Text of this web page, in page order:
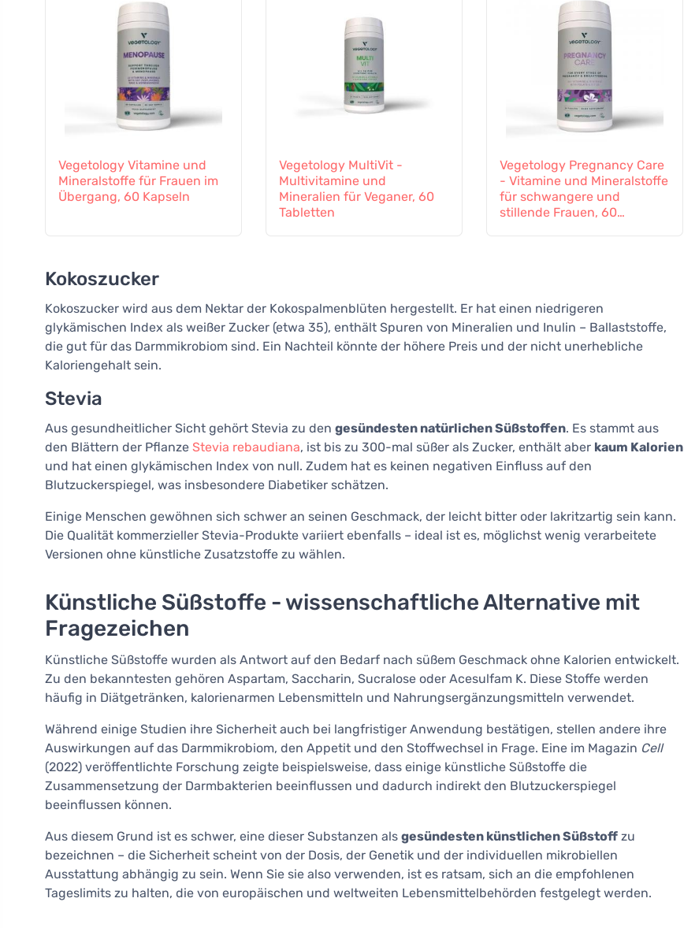
Vegetology Vitamine und
Mineralstoffe für Frauen im
Übergang, 60 Kapseln
Vegetology MultiVit -
Multivitamine und
Mineralien für Veganer, 60
Tabletten
Vegetology Pregnancy Care
- Vitamine und Mineralstoffe
für schwangere und
stillende Frauen, 60
Kokoszucker
Kokoszucker wird aus dem Nektar der Kokospalmenblüten hergestellt. Er hat einen niedrigeren
glykämischen Index als weißer Zucker (etwa 35), enthält Spuren von Mineralien und Inulin – Ballaststoffe,
die gut für das Darmmikrobiom sind. Ein Nachteil könnte der höhere Preis und der nicht unerhebliche
Kaloriengehalt sein.
Stevia
Aus gesundheitlicher Sicht gehört Stevia zu den gesündesten natürlichen Süßstoffen. Es stammt aus
den Blättern der Pflanze Stevia rebaudiana, ist bis zu 300-mal süßer als Zucker, enthält aber kaum Kalorien
und hat einen glykämischen Index von null. Zudem hat es keinen negativen Einfluss auf den
Blutzuckerspiegel, was insbesondere Diabetiker schätzen.
Einige Menschen gewöhnen sich schwer an seinen Geschmack, der leicht bitter oder lakritzartig sein kann.
Die Qualität kommerzieller Stevia-Produkte variiert ebenfalls – ideal ist es, möglichst wenig verarbeitete
Versionen ohne künstliche Zusatzstoffe zu wählen.
Künstliche Süßstoffe - wissenschaftliche Alternative mit
Fragezeichen
Künstliche Süßstoffe wurden als Antwort auf den Bedarf nach süßem Geschmack ohne Kalorien entwickelt.
Zu den bekanntesten gehören Aspartam, Saccharin, Sucralose oder Acesulfam K. Diese Stoffe werden
häufig in Diätgetränken, kalorienarmen Lebensmitteln und Nahrungsergänzungsmitteln verwendet.
Während einige Studien ihre Sicherheit auch bei langfristiger Anwendung bestätigen, stellen andere ihre
Auswirkungen auf das Darmmikrobiom, den Appetit und den Stoffwechsel in Frage. Eine im Magazin Cell
(2022) veröffentlichte Forschung zeigte beispielsweise, dass einige künstliche Süßstoffe die
Zusammensetzung der Darmbakterien beeinflussen und dadurch indirekt den Blutzuckerspiegel
beeinflussen können.
Aus diesem Grund ist es schwer, eine dieser Substanzen als gesündesten künstlichen Süßstoff zu
bezeichnen – die Sicherheit scheint von der Dosis, der Genetik und der individuellen mikrobiellen
Ausstattung abhängig zu sein. Wenn Sie sie also verwenden, ist es ratsam, sich an die empfohlenen
Tageslimits zu halten, die von europäischen und weltweiten Lebensmittelbehörden festgelegt werden.